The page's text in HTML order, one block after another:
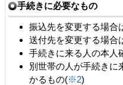
手続きに必要なもの
振込先を変更する場合
送付先を変更する場合
手続きに来る人の本人
別世帯の人が手続きに
かるもの(※2)